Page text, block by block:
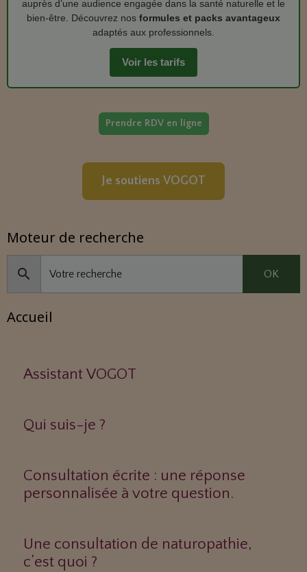
auprès d’une audience engagée dans la santé naturelle et le
bien‑être. Découvrez nos formules et packs avantageux
adaptés aux professionnels.
Voir les tarifs
Prendre RDV en ligne
Je soutiens VOGOT
Moteur de recherche
OK
Accueil
Assistant VOGOT
Qui suis-je ?
Consultation écrite : une réponse
personnalisée à votre question.
Une consultation de naturopathie,
c’est quoi ?